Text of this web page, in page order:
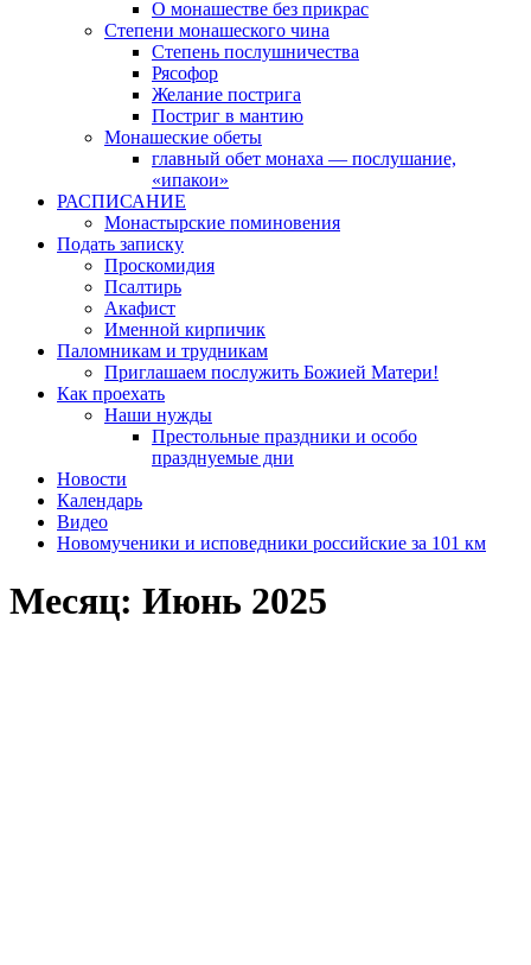
О монашестве без прикрас
Степени монашеского чина
Степень послушничества
Рясофор
Желание пострига
Постриг в мантию
Монашеские обеты
главный обет монаха — послушание,
«ипакои»
РАСПИСАНИЕ
Монастырские поминовения
Подать записку
Проскомидия
Псалтирь
Акафист
Именной кирпичик
Паломникам и трудникам
Приглашаем послужить Божией Матери!
Как проехать
Наши нужды
Престольные праздники и особо
празднуемые дни
Новости
Календарь
Видео
Новомученики и исповедники российские за 101 км
Месяц: Июнь 2025